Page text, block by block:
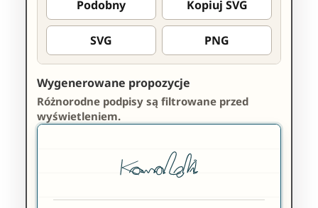
Podobny Kopiuj SVG
SVG PNG
Wygenerowane propozycje
Różnorodne podpisy są filtrowane przed
wyświetleniem.